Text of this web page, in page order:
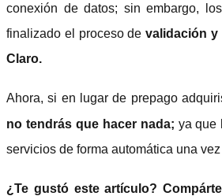
conexión de datos; sin embargo,
finalizado el proceso devalidación y
Claro.
Ahora, si en lugar de prepago
no tendrás que hacer nada; ya que
servicios de forma automática una
¿Te gustó este artículo?